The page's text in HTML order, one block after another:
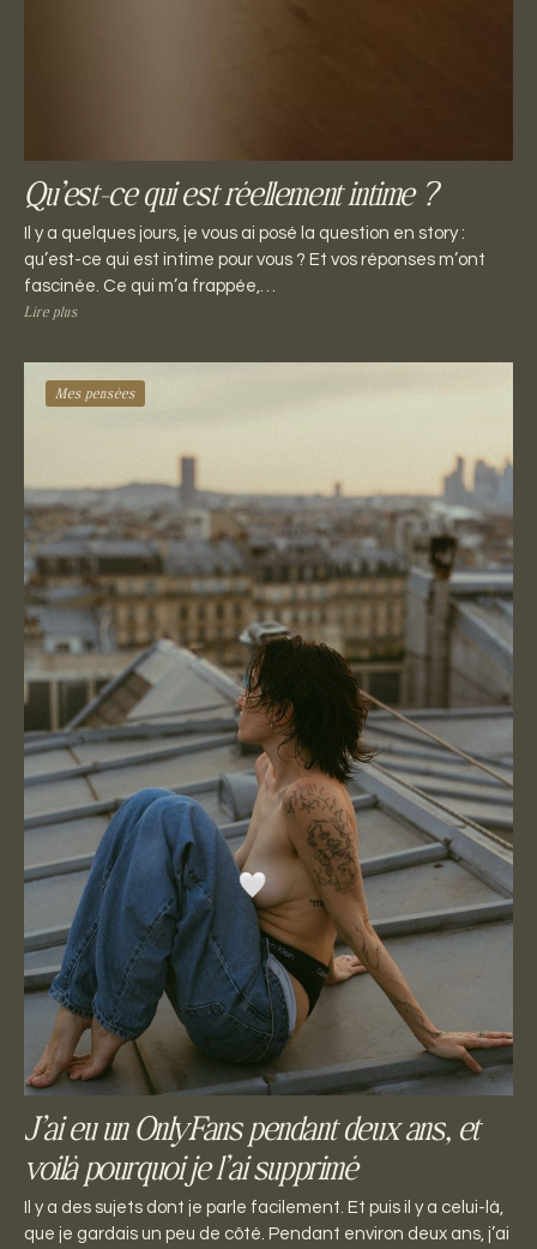
Qu’est-ce qui est réellement intime ?
Il y a quelques jours, je vous ai posé la question en story :
qu’est-ce qui est intime pour vous ? Et vos réponses m’ont
fascinée. Ce qui m’a frappée,…
Lire plus
Mes pensées
J’ai eu un OnlyFans pendant deux ans, et
voilà pourquoi je l’ai supprimé
Il y a des sujets dont je parle facilement. Et puis il y a celui-là,
que je gardais un peu de côté. Pendant environ deux ans, j’ai